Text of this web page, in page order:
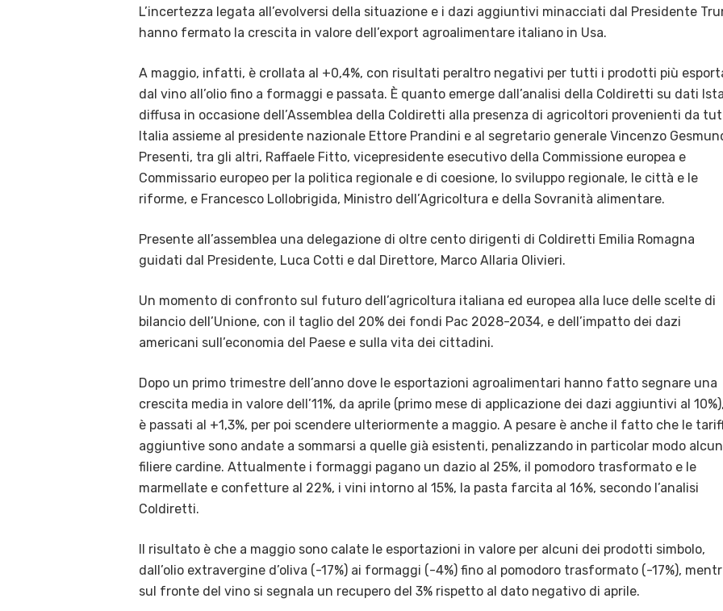
L’incertezza legata all’evolversi della situazione e i dazi aggiuntivi minacciati dal Presidente
hanno fermato la crescita in valore dell’export agroalimentare italiano in Usa.
A maggio, infatti, è crollata al +0,4%, con risultati peraltro negativi per tutti i prodotti più
dal vino all’olio fino a formaggi e passata. È quanto emerge dall’analisi della Coldiretti su dati
diffusa in occasione dell’Assemblea della Coldiretti alla presenza di agricoltori provenienti da
Italia assieme al presidente nazionale Ettore Prandini e al segretario generale Vincenzo
Presenti, tra gli altri, Raffaele Fitto, vicepresidente esecutivo della Commissione europea e
Commissario europeo per la politica regionale e di coesione, lo sviluppo regionale, le città e le
riforme, e Francesco Lollobrigida, Ministro dell’Agricoltura e della Sovranità alimentare.
Presente all’assemblea una delegazione di oltre cento dirigenti di Coldiretti Emilia Romagna
guidati dal Presidente, Luca Cotti e dal Direttore, Marco Allaria Olivieri.
Un momento di confronto sul futuro dell’agricoltura italiana ed europea alla luce delle scelte di
bilancio dell’Unione, con il taglio del 20% dei fondi Pac 2028-2034, e dell’impatto dei dazi
americani sull’economia del Paese e sulla vita dei cittadini.
Dopo un primo trimestre dell’anno dove le esportazioni agroalimentari hanno fatto segnare una
crescita media in valore dell’11%, da aprile (primo mese di applicazione dei dazi aggiuntivi al
è passati al +1,3%, per poi scendere ulteriormente a maggio. A pesare è anche il fatto che le
aggiuntive sono andate a sommarsi a quelle già esistenti, penalizzando in particolar modo
filiere cardine. Attualmente i formaggi pagano un dazio al 25%, il pomodoro trasformato e le
marmellate e confetture al 22%, i vini intorno al 15%, la pasta farcita al 16%, secondo l’analisi
Coldiretti.
Il risultato è che a maggio sono calate le esportazioni in valore per alcuni dei prodotti simbolo,
dall’olio extravergine d’oliva (-17%) ai formaggi (-4%) fino al pomodoro trasformato (-17%),
sul fronte del vino si segnala un recupero del 3% rispetto al dato negativo di aprile.